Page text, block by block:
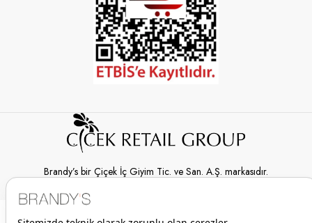
Brandy’s bir Çiçek İç Giyim Tic. ve San. A.Ş. markasıdır.
© 2026 Brandy’s | Her hakkı saklıdır.